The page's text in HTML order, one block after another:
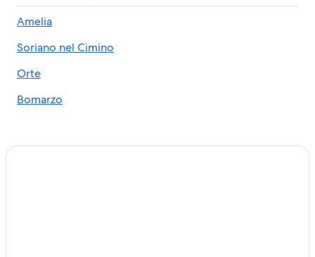
Amelia
Soriano nel Cimino
Orte
Bomarzo